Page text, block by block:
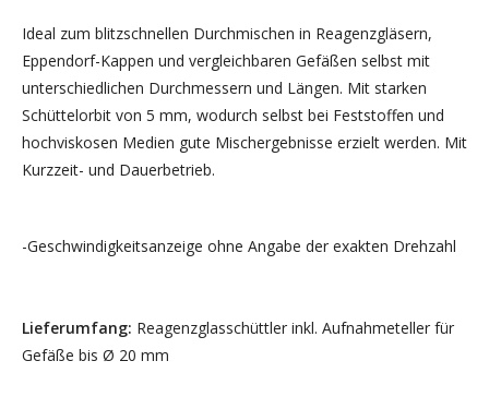
Ideal zum blitzschnellen Durchmischen in Reagenzgläsern,
Eppendorf-Kappen und vergleichbaren Gefäßen selbst mit
unterschiedlichen Durchmessern und Längen. Mit starken
Schüttelorbit von 5 mm, wodurch selbst bei Feststoffen und
hochviskosen Medien gute Mischergebnisse erzielt werden. Mit
Kurzzeit- und Dauerbetrieb.
-Geschwindigkeitsanzeige ohne Angabe der exakten Drehzahl
Lieferumfang: Reagenzglasschüttler inkl. Aufnahmeteller für
Gefäße bis Ø 20 mm